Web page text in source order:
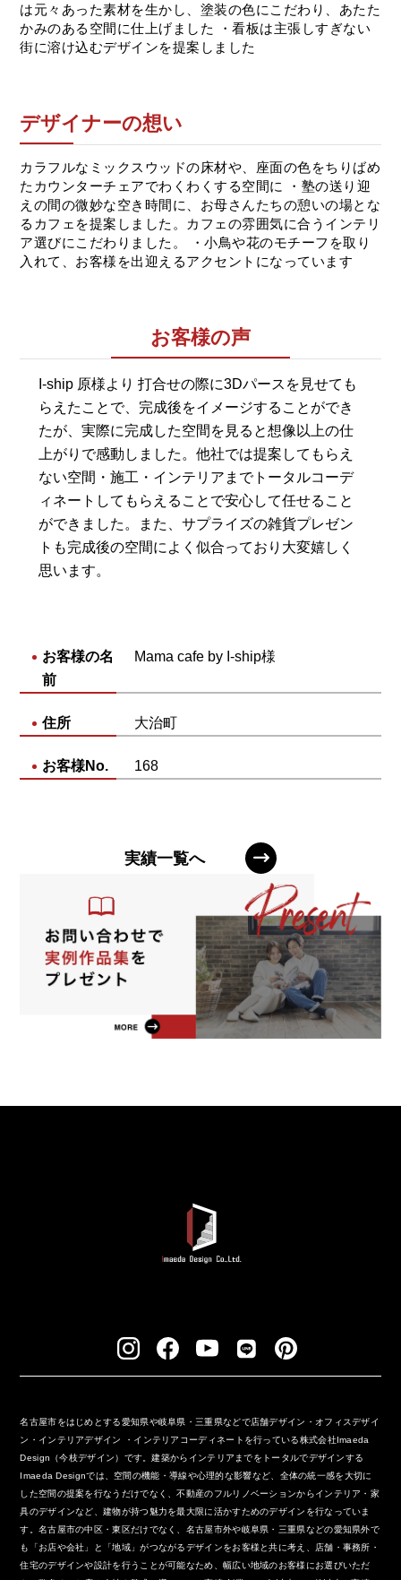
は元々あった素材を生かし、塗装の色にこだわり、あたた
かみのある空間に仕上げました ・看板は主張しすぎない
街に溶け込むデザインを提案しました
デザイナーの想い
カラフルなミックスウッドの床材や、座面の色をちりばめ
たカウンターチェアでわくわくする空間に ・塾の送り迎
えの間の微妙な空き時間に、お母さんたちの憩いの場とな
るカフェを提案しました。カフェの雰囲気に合うインテリ
ア選びにこだわりました。 ・小鳥や花のモチーフを取り
入れて、お客様を出迎えるアクセントになっています
お客様の声
I-ship 原様より 打合せの際に3Dパースを見せても
らえたことで、完成後をイメージすることができ
たが、実際に完成した空間を見ると想像以上の仕
上がりで感動しました。他社では提案してもらえ
ない空間・施工・インテリアまでトータルコーデ
ィネートしてもらえることで安心して任せること
ができました。また、サプライズの雑貨プレゼン
トも完成後の空間によく似合っており大変嬉しく
思います。
お客様の名
前
Mama cafe by I-ship様
住所 大治町
お客様No. 168
実績一覧へ
名古屋市をはじめとする愛知県や岐阜県・三重県などで店舗デザイン・オフィスデザイ
ン・インテリアデザイン ・インテリアコーディネートを行っている株式会社Imaeda
Design（今枝デザイン）です。建築からインテリアまでをトータルでデザインする
Imaeda Designでは、空間の機能・導線や心理的な影響など、全体の統一感を大切に
した空間の提案を行なうだけでなく、不動産のフルリノベーションからインテリア・家
具のデザインなど、建物が持つ魅力を最大限に活かすためのデザインを行なっていま
す。名古屋市の中区・東区だけでなく、名古屋市外や岐阜県・三重県などの愛知県外で
も「お店や会社」と「地域」がつながるデザインをお客様と共に考え、店舗・事務所・
住宅のデザインや設計を行うことが可能なため、幅広い地域のお客様にお選びいただ